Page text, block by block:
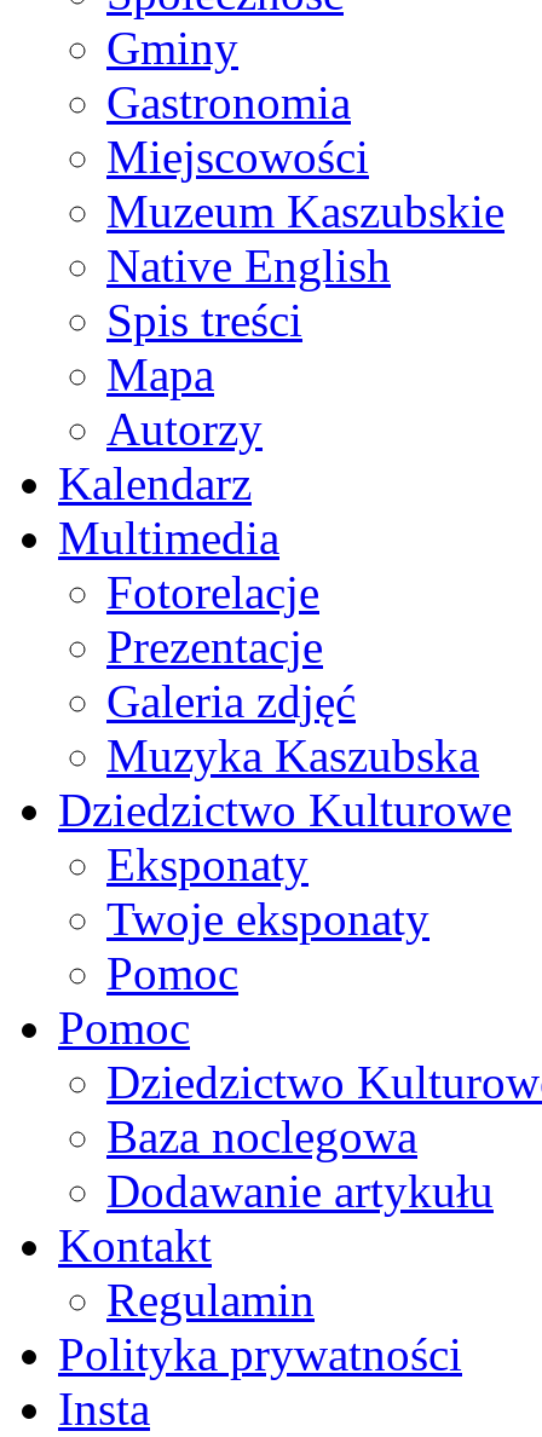
Gminy
Gastronomia
Miejscowości
Muzeum Kaszubskie
Native English
Spis treści
Mapa
Autorzy
Kalendarz
Multimedia
Fotorelacje
Prezentacje
Galeria zdjęć
Muzyka Kaszubska
Dziedzictwo Kulturowe
Eksponaty
Twoje eksponaty
Pomoc
Pomoc
Dziedzictwo
Baza noclegowa
Dodawanie artykułu
Kontakt
Regulamin
Polityka prywatności
Insta